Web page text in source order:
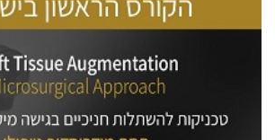
Sample Preparation
Shaking & Stirring
Storage